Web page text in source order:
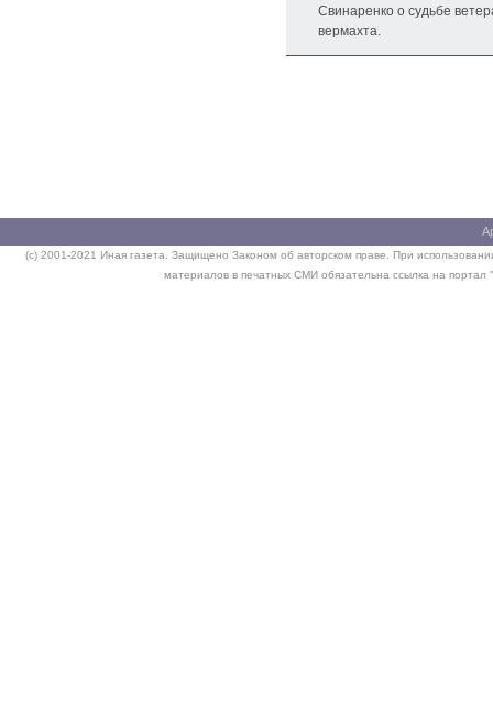
Свинаренко о судьбе
вермахта.
(c) 2001-2021 Иная газета. Защищено Законом об авторском праве. При
материалов в печатных СМИ обязательна ссылка на